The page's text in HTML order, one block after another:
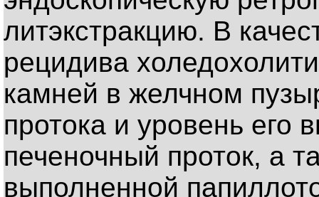
литэкстракцию. В
рецидива
камней в желчном
протока и уровень его
печеночный проток, а
выполненной